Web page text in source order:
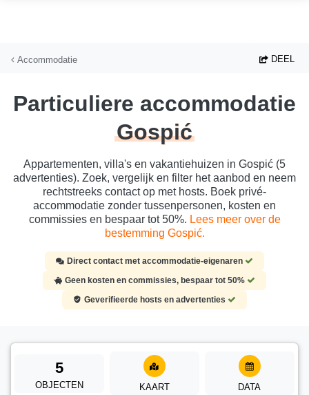
Accommodatie DEEL
Particuliere accommodatie
Gospić
Appartementen, villa's en vakantiehuizen in Gospić (5
advertenties). Zoek, vergelijk en filter het aanbod en neem
rechtstreeks contact op met hosts. Boek privé-
accommodatie zonder tussenpersonen, kosten en
commissies en bespaar tot 50%. Lees meer over de
bestemming Gospić.
Direct contact met accommodatie-eigenaren
Geen kosten en commissies, bespaar tot 50%
Geverifieerde hosts en advertenties
5
OBJECTEN KAART DATA